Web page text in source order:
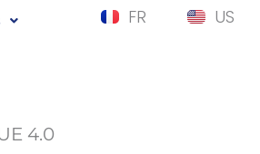
FR US
4.0